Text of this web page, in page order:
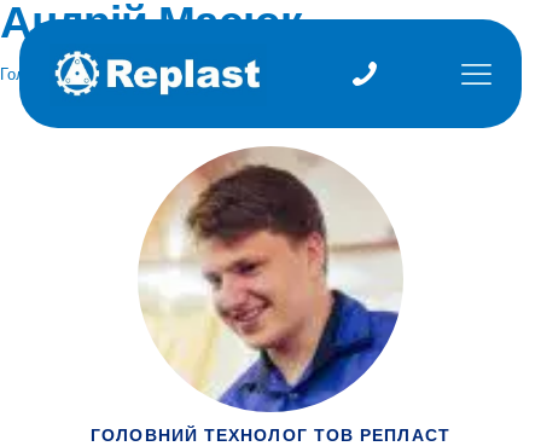
Андрій Масюк
Головна»Архіви для Масюк Андрій
ГОЛОВНИЙ ТЕХНОЛОГ ТОВ РЕПЛАСТ